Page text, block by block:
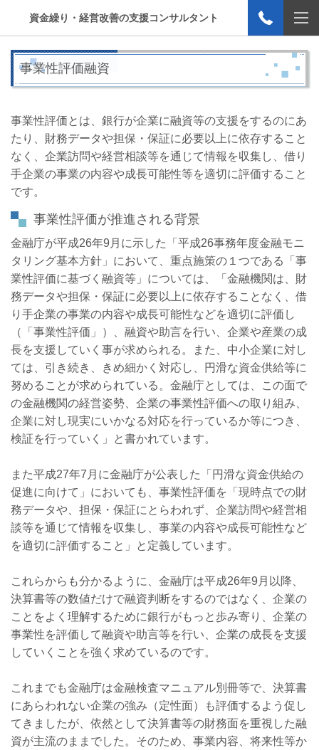
資金繰り・経営改善の支援コンサルタント
事業性評価融資
事業性評価とは、銀行が企業に融資等の支援をするのにあ
たり、財務データや担保・保証に必要以上に依存すること
なく、企業訪問や経営相談等を通じて情報を収集し、借り
手企業の事業の内容や成長可能性等を適切に評価すること
です。
事業性評価が推進される背景
金融庁が平成26年9 月に示した「平成26事務年度金融モニ
タリング基本方針」において、重点施策の１つである「事
業性評価に基づく融資等」については、「金融機関は、財
務データや担保・保証に必要以上に依存することなく、借
り手企業の事業の内容や成長可能性などを適切に評価し
（「事業性評価」）、融資や助言を行い、企業や産業の成
長を支援していく事が求められる。また、中小企業に対し
ては、引き続き、きめ細かく対応し、円滑な資金供給等に
努めることが求められている。金融庁としては、この面で
の金融機関の経営姿勢、企業の事業性評価への取り組み、
企業に対し現実にいかなる対応を行っているか等につき、
検証を行っていく」と書かれています。
また平成27年7 月に金融庁が公表した「円滑な資金供給の
促進に向けて」においても、事業性評価を「現時点での財
務データや、担保・保証にとらわれず、企業訪問や経営相
談等を通じて情報を収集し、事業の内容や成長可能性など
を適切に評価すること」と定義しています。
これらからも分かるように、金融庁は平成26年9 月以降、
決算書等の数値だけで融資判断をするのではなく、企業の
ことをよく理解するために銀行がもっと歩み寄り、企業の
事業性を評価して融資や助言等を行い、企業の成長を支援
していくことを強く求めているのです。
これまでも金融庁は金融検査マニュアル別冊等で、決算書
にあらわれない企業の強み（定性面）も評価するよう促し
てきましたが、依然として決算書等の財務面を重視した融
資が主流のままでした。そのため、事業内容、将来性等か